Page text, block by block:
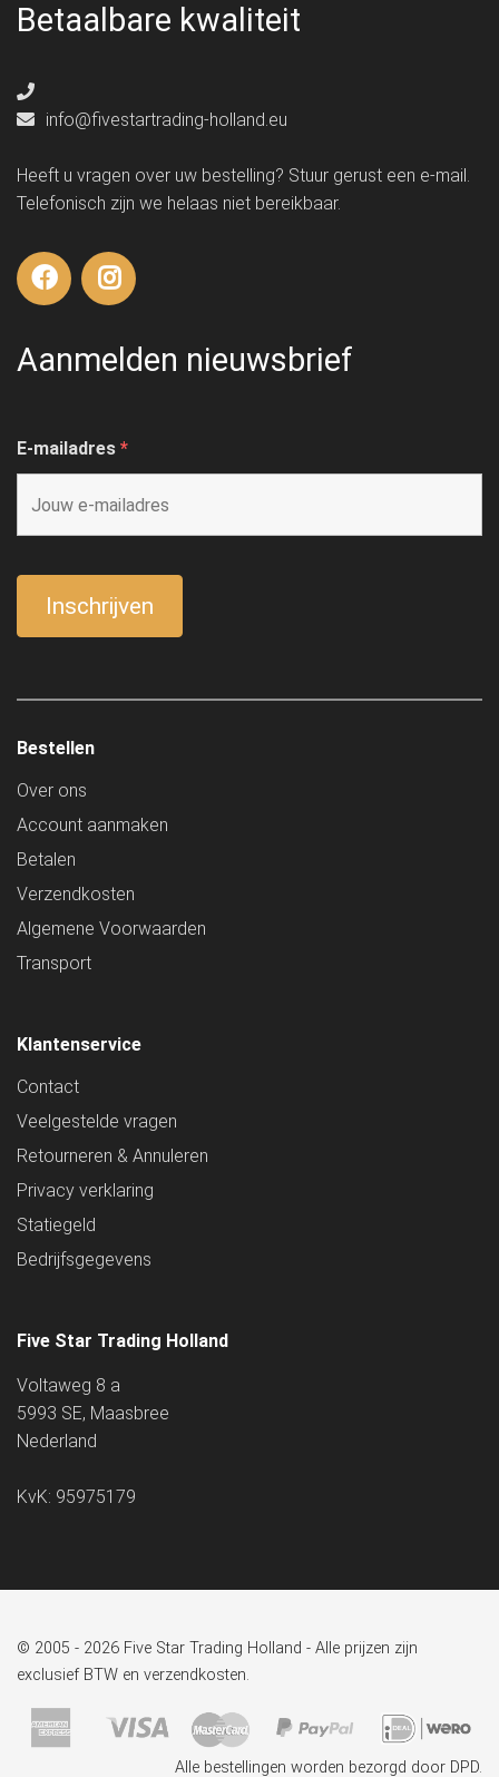
Betaalbare kwaliteit
info@fivestartrading-holland.eu
Heeft u vragen over uw bestelling? Stuur gerust een e-mail.
Telefonisch zijn we helaas niet bereikbaar.
Aanmelden nieuwsbrief
E-mailadres *
Bestellen
Over ons
Account aanmaken
Betalen
Verzendkosten
Algemene Voorwaarden
Transport
Klantenservice
Contact
Veelgestelde vragen
Retourneren & Annuleren
Privacy verklaring
Statiegeld
Bedrijfsgegevens
Five Star Trading Holland
Voltaweg 8 a
5993 SE, Maasbree
Nederland
KvK: 95975179
© 2005 - 2026 Five Star Trading Holland - Alle prijzen zijn
exclusief BTW en verzendkosten.
Alle bestellingen worden bezorgd door DPD.